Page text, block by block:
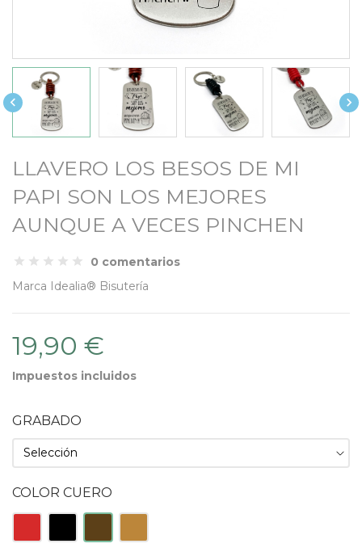
 
LLAVERO LOS BESOS DE MI
PAPI SON LOS MEJORES
AUNQUE A VECES PINCHEN
0 comentarios
Marca Idealia® Bisutería
19,90 €
Impuestos incluidos
GRABADO
COLOR CUERO
Rojo Negro Tabaco Natural